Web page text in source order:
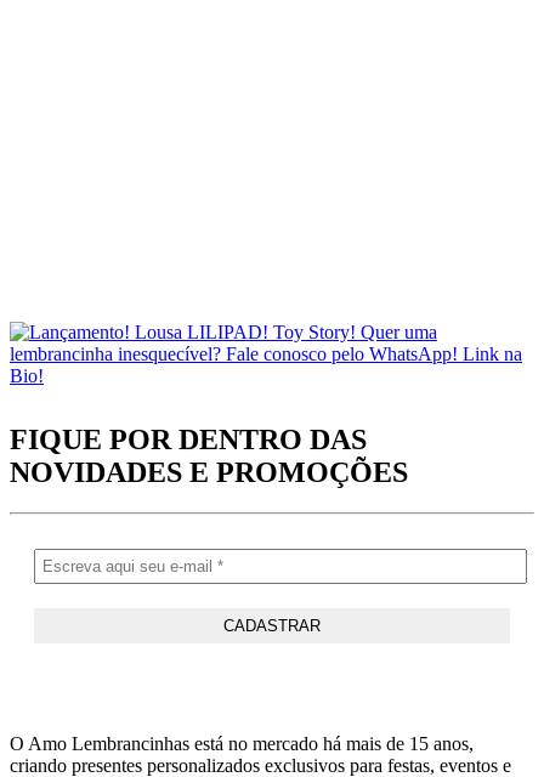
FIQUE POR DENTRO DAS
NOVIDADES E PROMOÇÕES
O Amo Lembrancinhas está no mercado há mais de 15 anos,
criando presentes personalizados exclusivos para festas, eventos e